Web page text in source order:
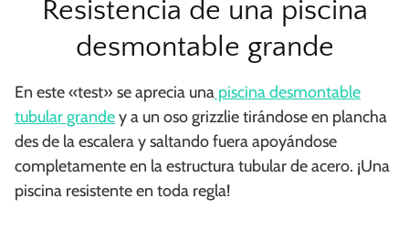
Resistencia de una piscina
desmontable grande
En este «test» se aprecia una piscina desmontable
tubular grandey a un oso grizzlie tirándose en plancha
des de la escalera y saltando fuera apoyándose
completamente en la estructura tubular de acero. ¡Una
piscina resistente en toda regla!